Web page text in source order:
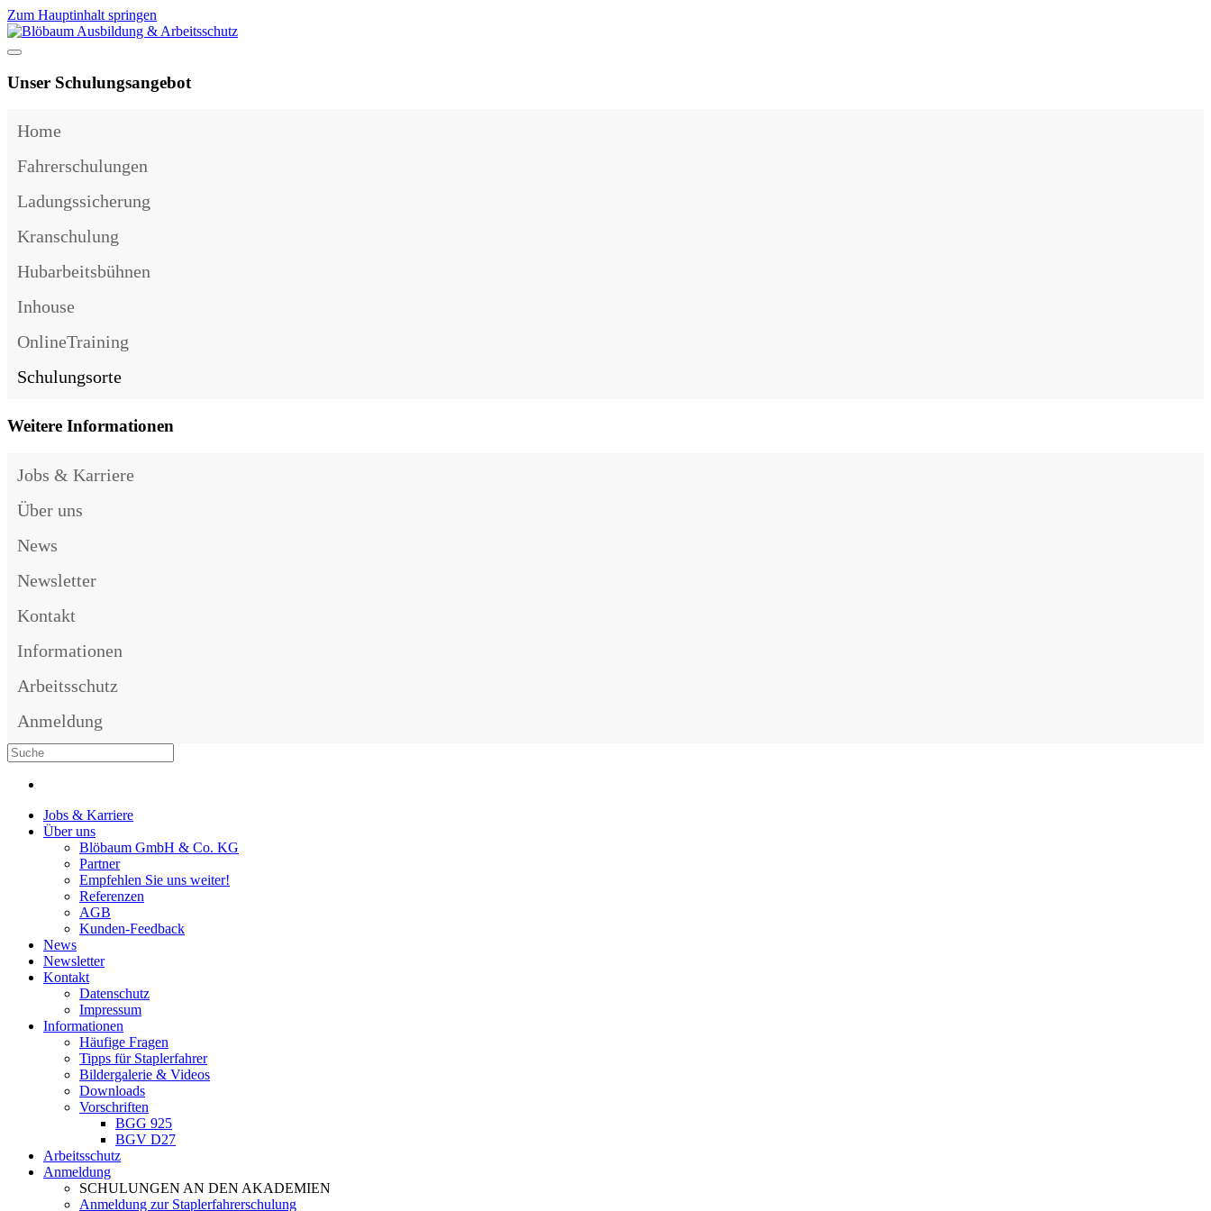
Zum Hauptinhalt springen
Unser Schulungsangebot
Home
Fahrerschulungen
Ladungssicherung
Kranschulung
Hubarbeitsbühnen
Inhouse
OnlineTraining
Schulungsorte
Weitere Informationen
Jobs & Karriere
Über uns
News
Newsletter
Kontakt
Informationen
Arbeitsschutz
Anmeldung
Jobs & Karriere
Über uns
Blöbaum GmbH & Co. KG
Partner
Empfehlen Sie uns weiter!
Referenzen
AGB
Kunden-Feedback
News
Newsletter
Kontakt
Datenschutz
Impressum
Informationen
Häufige Fragen
Tipps für Staplerfahrer
Bildergalerie & Videos
Downloads
Vorschriften
BGG 925
BGV D27
Arbeitsschutz
Anmeldung
SCHULUNGEN AN DEN AKADEMIEN
Anmeldung zur Staplerfahrerschulung